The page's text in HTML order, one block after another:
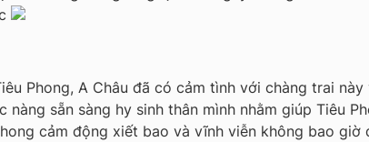
Phong, A Châu đã có cảm tình với chàng trai
nàng sẵn sàng hy sinh thân mình nhằm giúp Tiêu
cảm động xiết bao và vĩnh viễn không bao giờ